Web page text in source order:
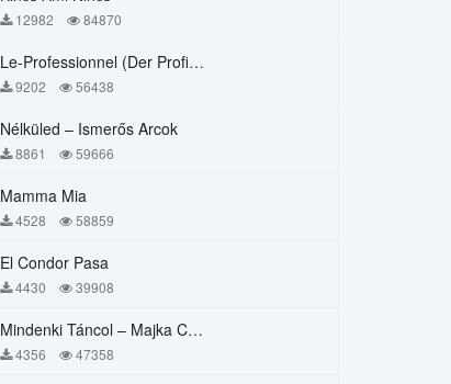
12982 84870
Le-Professionnel (Der Profi) – Chi Mai
9202 56438
Nélküled – Ismerős Arcok
8861 59666
Mamma Mia
4528 58859
El Condor Pasa
4430 39908
Mindenki Táncol – Majka Curtis, Péter Majoros
4356 47358